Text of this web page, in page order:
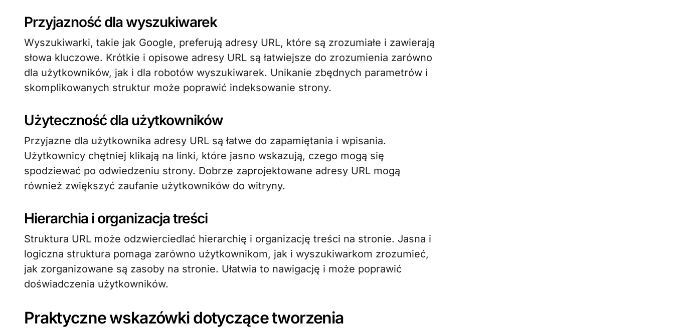
Przyjazność dla wyszukiwarek
Wyszukiwarki, takie jak Google, preferują adresy URL, które są zrozumiałe i zawierają
słowa kluczowe. Krótkie i opisowe adresy URL są łatwiejsze do zrozumienia zarówno
dla użytkowników, jak i dla robotów wyszukiwarek. Unikanie zbędnych parametrów i
skomplikowanych struktur może poprawić indeksowanie strony.
Użyteczność dla użytkowników
Przyjazne dla użytkownika adresy URL są łatwe do zapamiętania i wpisania.
Użytkownicy chętniej klikają na linki, które jasno wskazują, czego mogą się
spodziewać po odwiedzeniu strony. Dobrze zaprojektowane adresy URL mogą
również zwiększyć zaufanie użytkowników do witryny.
Hierarchia i organizacja treści
Struktura URL może odzwierciedlać hierarchię i organizację treści na stronie. Jasna i
logiczna struktura pomaga zarówno użytkownikom, jak i wyszukiwarkom zrozumieć,
jak zorganizowane są zasoby na stronie. Ułatwia to nawigację i może poprawić
doświadczenia użytkowników.
Praktyczne wskazówki dotyczące tworzenia